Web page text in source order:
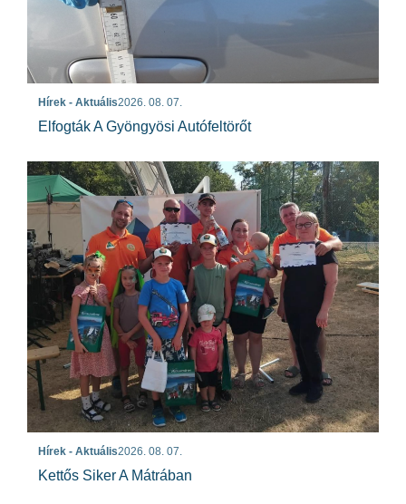
Hírek - Aktuális2026. 08. 07.
Elfogták A Gyöngyösi Autófeltörőt
Hírek - Aktuális2026. 08. 07.
Kettős Siker A Mátrában